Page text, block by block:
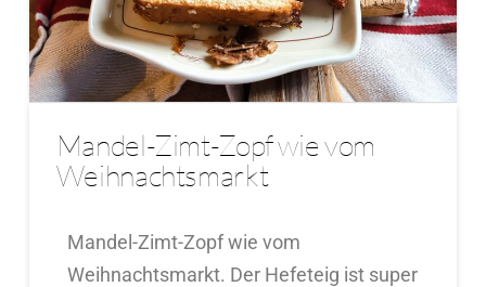
Mandel-Zimt-Zopf wie vom
Weihnachtsmarkt
Mandel-Zimt-Zopf wie vom
Weihnachtsmarkt. Der Hefeteig ist super